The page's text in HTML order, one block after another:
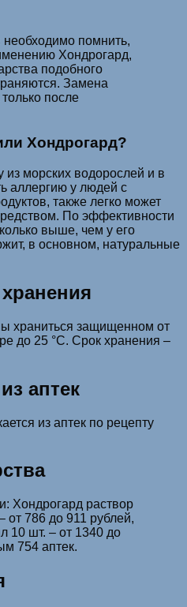
помнить,
Хондрогард,
подобного
Замена
после
Хондрогард?
морских водорослей и в
аллергию у людей с
также легко может
По эффективности
выше, чем у его
в основном, натуральные
храниться защищенном от
до 25 °С. Срок хранения –
аптек
из аптек по рецепту
Хондрогард раствор
от 786 до 911 рублей,
10 шт. – от 1340 до
754 аптек.